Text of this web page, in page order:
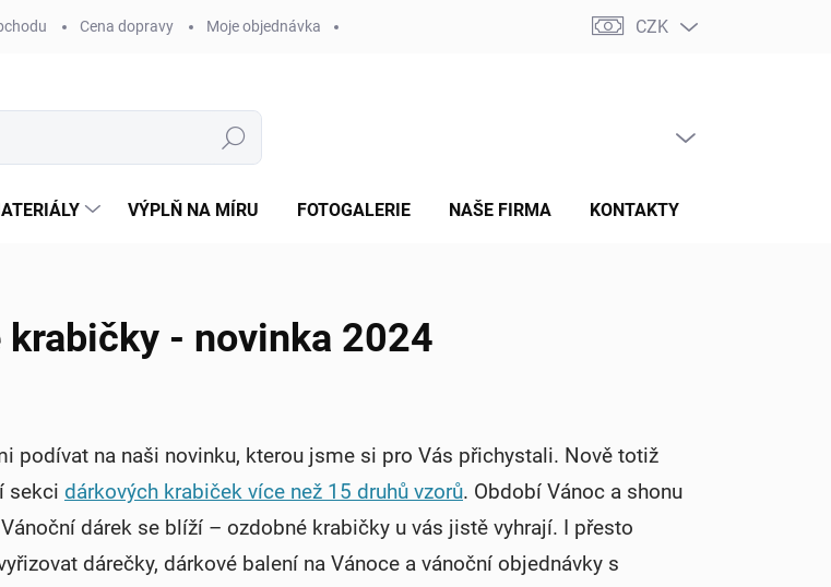
Cena dopravy Moje objednávka CZK
Hledat
VÝPLŇ NA MÍRU FOTOGALERIE NAŠE FIRMA KONTAKTY
krabičky - novinka 2024
podívat na naši novinku, kterou jsme si pro Vás přichystali. Nově totiž
sekci dárkových krabiček více než 15 druhů vzorů. Období Vánoc a shonu
dárek se blíží – ozdobné krabičky u vás jistě vyhrají. I přesto
dárečky, dárkové balení na Vánoce a vánoční objednávky s